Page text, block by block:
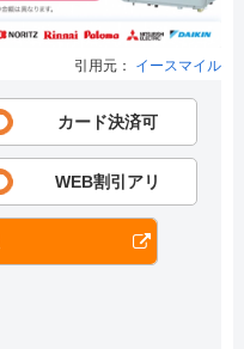
引用元： イースマイル
カード決済可
WEB割引アリ